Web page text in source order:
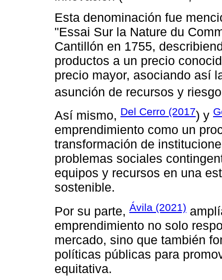
Esta denominación fue
"Essai Sur la Nature du
Cantillón en 1755,
productos a un precio
precio mayor, asociando así
asunción de recursos y
Así mismo, Del Cerro (2017) y
emprendimiento como un
transformación de
problemas sociales
equipos y recursos en una
sostenible.
Por su parte, Ávila (2021)
emprendimiento no solo
mercado, sino que también
políticas públicas para
equitativa.